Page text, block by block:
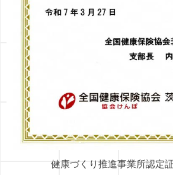
健康づくり推進事業所認定